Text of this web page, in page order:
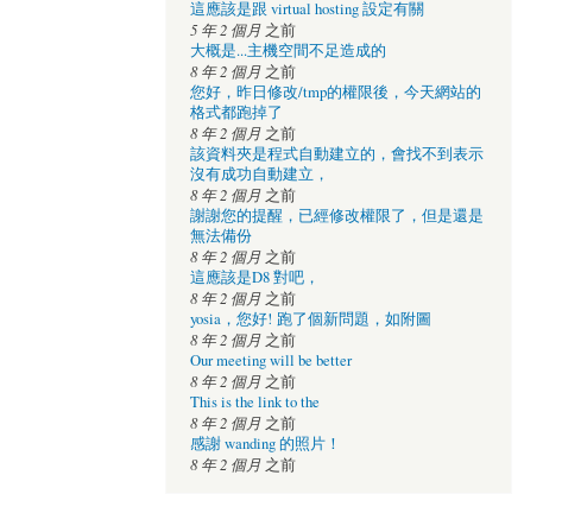
這應該是跟 virtual hosting 設定有關
5 年 2 個月之前
大概是...主機空間不足造成的
8 年 2 個月之前
您好，昨日修改/tmp的權限後，今天網站的
格式都跑掉了
8 年 2 個月之前
該資料夾是程式自動建立的，會找不到表示
沒有成功自動建立，
8 年 2 個月之前
謝謝您的提醒，已經修改權限了，但是還是
無法備份
8 年 2 個月之前
這應該是D8 對吧，
8 年 2 個月之前
yosia，您好! 跑了個新問題，如附圖
8 年 2 個月之前
Our meeting will be better
8 年 2 個月之前
This is the link to the
8 年 2 個月之前
感謝 wanding 的照片！
8 年 2 個月之前